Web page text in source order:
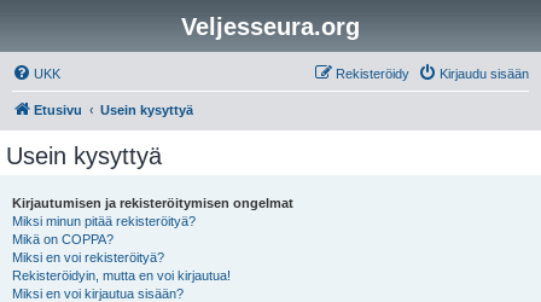
Veljesseura.org
UKK Kirjaudu sisään
Rekisteröidy
Etusivu Usein kysyttyä
Usein kysyttyä
Kirjautumisen ja rekisteröitymisen ongelmat
Miksi minun pitää rekisteröityä?
Mikä on COPPA?
Miksi en voi rekisteröityä?
Rekisteröidyin, mutta en voi kirjautua!
Miksi en voi kirjautua sisään?